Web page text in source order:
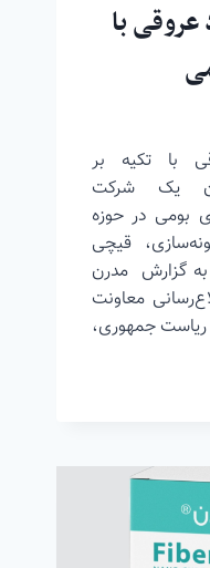
با
با تکیه بر
یک شرکت
بومی در حوزه
قیچی
به گزارش مدرن
معاونت
ریاست جمهوری،